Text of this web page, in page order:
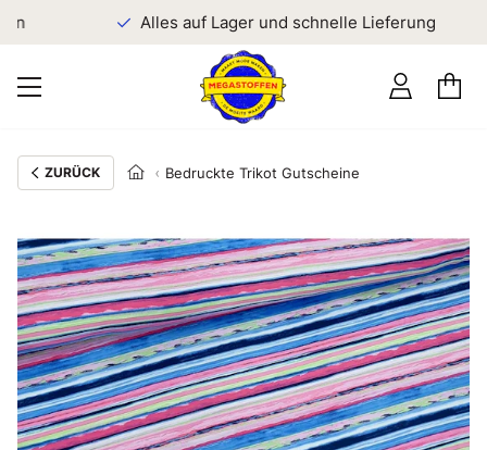
Alles auf Lager und schnelle Lieferung
ZURÜCK Bedruckte Trikot Gutscheine